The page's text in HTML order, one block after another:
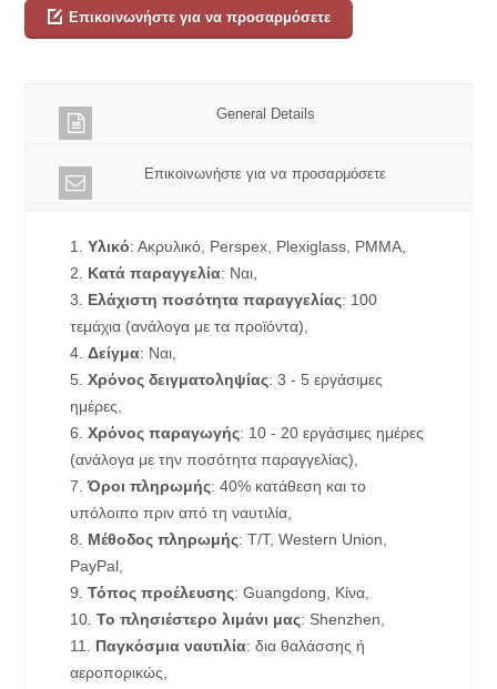
Επικοινωνήστε για να προσαρμόσετε
General Details
Επικοινωνήστε για να προσαρμόσετε
1.Υλικό: Ακρυλικό, Perspex, Plexiglass, PMMA,
2. Κατά παραγγελία: Ναι,
3. Ελάχιστη ποσότητα παραγγελίας: 100
τεμάχια (ανάλογα με τα προϊόντα),
4.Δείγμα: Ναι,
5. Χρόνος δειγματοληψίας: 3 - 5 εργάσιμες
ημέρες,
6.Χρόνος παραγωγής: 10 - 20 εργάσιμες ημέρες
(ανάλογα με την ποσότητα παραγγελίας),
7.Όροι πληρωμής: 40% κατάθεση και το
υπόλοιπο πριν από τη ναυτιλία,
8. Μέθοδος πληρωμής: T/T, Western Union,
PayPal,
9.Τόπος προέλευσης: Guangdong, Κίνα,
10.Το πλησιέστερο λιμάνι μας: Shenzhen,
11. Παγκόσμια ναυτιλία: δια θαλάσσης ή
αεροπορικώς,